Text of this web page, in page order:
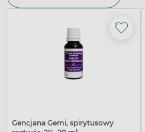
Gencjana Gemi, spirytusowy